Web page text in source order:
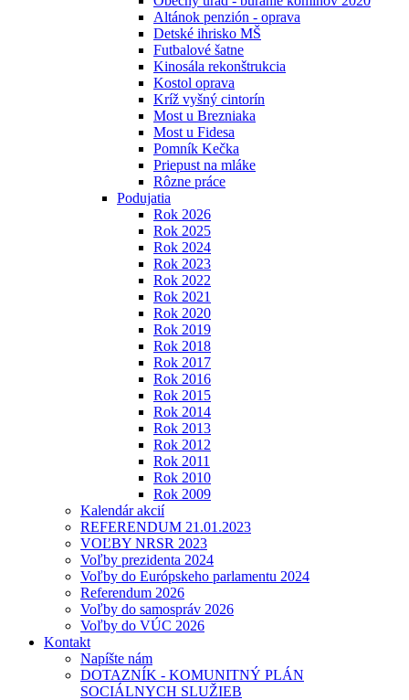
Altánok penzión - oprava
Detské ihrisko MŠ
Futbalové šatne
Kinosála rekonštrukcia
Kostol oprava
Kríž vyšný cintorín
Most u Brezniaka
Most u Fidesa
Pomník Kečka
Priepust na mláke
Rôzne práce
Podujatia
Rok 2026
Rok 2025
Rok 2024
Rok 2023
Rok 2022
Rok 2021
Rok 2020
Rok 2019
Rok 2018
Rok 2017
Rok 2016
Rok 2015
Rok 2014
Rok 2013
Rok 2012
Rok 2011
Rok 2010
Rok 2009
Kalendár akcií
REFERENDUM 21.01.2023
VOĽBY NRSR 2023
Voľby prezidenta 2024
Voľby do Európskeho parlamentu 2024
Referendum 2026
Voľby do samospráv 2026
Voľby do VÚC 2026
Kontakt
Napíšte nám
DOTAZNÍK - KOMUNITNÝ PLÁN
SOCIÁLNYCH SLUŽIEB